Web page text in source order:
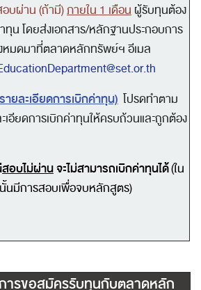
อบผ่าน(ถ้ามี)ภายใน 1 เดือนผู้รับทุนต้อง
ทุนโดยส่งเอกสาร/หลักฐานประกอบการ
หมดมาที่ตลาดหลักทรัพย์ฯอีเมล
ยละเอียดการเบิกค่าทุน) โปรดทำตาม
เอียดการเบิกค่าทุนให้ครบถ้วนและถูกต้อง
สอบไม่ผ่านจะไม่สามารถเบิกค่าทุนได้(ใน
มีการสอบเพื่อจบหลักสูตร)
ารขอสมัครรับทุนกับตลาดหลัก